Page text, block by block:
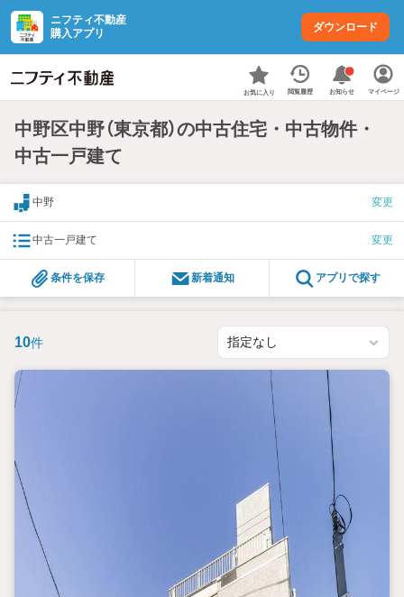
ニフティ不動産
購入アプリ
ダウンロード
お気に入り 閲覧履歴 お知らせ マイページ
中野区中野（東京都）の中古住宅・中古物件・
中古一戸建て
中野 変更
中古一戸建て 変更
条件を保存 新着通知 アプリで探す
10件